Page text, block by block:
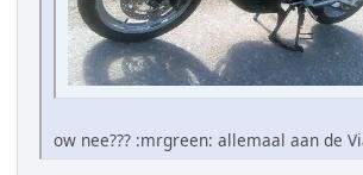
ow nee??? :mrgreen: allemaal aan de